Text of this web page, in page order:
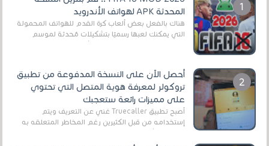
المحدثة APK لهواتف الأندرويد
هناك بالفعل بعض ألعاب كرة القدم للهواتف المحمولة
التي يمكنك لعبها رسميًا بتشكيلات مُحدثة لموسم
أحصل الآن على النسخة المدفوعة من تطبيق
تروكولر لمعرفة هوية المتصل التي تحتوي
على مميزات رائعة ستعجبك
أصبح تطبيق Truecaller غني عن التعريف ويتم
إستخدامه من قبل الكثيرين رغم المخاطر المتعلقه به